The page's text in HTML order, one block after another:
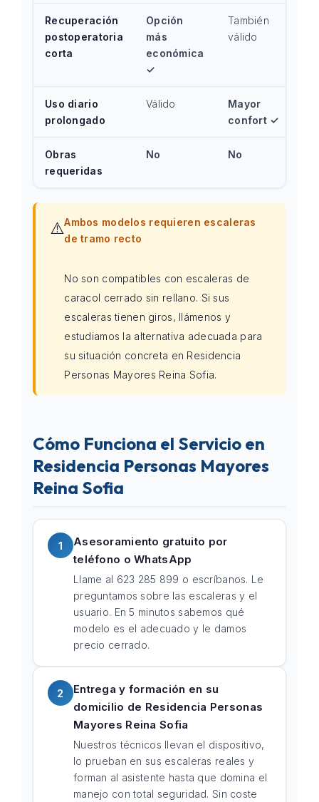
Recuperación
postoperatoria
corta
Opción
más
económica
✓
También
válido
Uso diario
prolongado
Válido
Mayor
confort ✓
Obras
requeridas
No No
⚠️Ambos modelos requieren escaleras
de tramo recto
No son compatibles con escaleras de
caracol cerrado sin rellano. Si sus
escaleras tienen giros, llámenos y
estudiamos la alternativa adecuada para
su situación concreta en Residencia
Personas Mayores Reina Sofia.
Cómo Funciona el Servicio en
Residencia Personas Mayores
Reina Sofia
1
Asesoramiento gratuito por
teléfono o WhatsApp
Llame al 623 285 899 o escríbanos. Le
preguntamos sobre las escaleras y el
usuario. En 5 minutos sabemos qué
modelo es el adecuado y le damos
precio cerrado.
2
Entrega y formación en su
domicilio de Residencia Personas
Mayores Reina Sofia
Nuestros técnicos llevan el dispositivo,
lo prueban en sus escaleras reales y
forman al asistente hasta que domina el
manejo con total seguridad. Sin coste